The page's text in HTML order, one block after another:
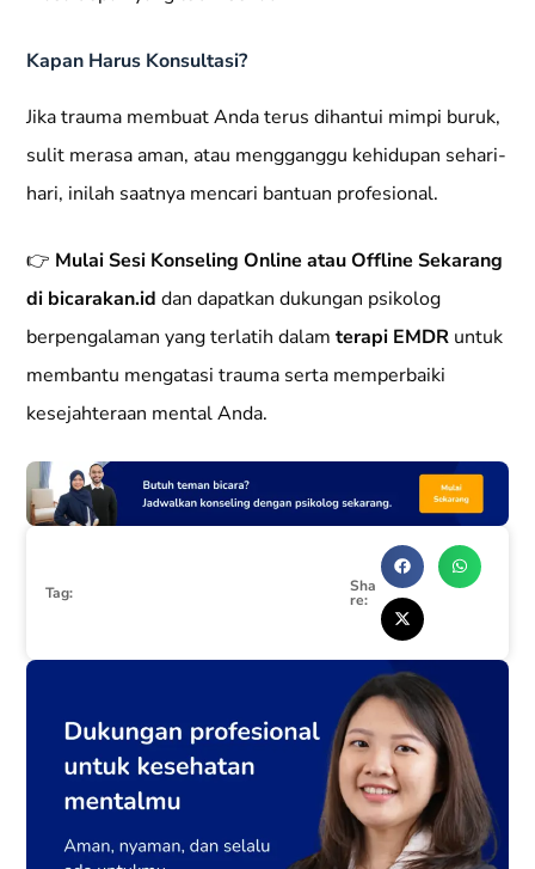
Kapan Harus Konsultasi?
Jika trauma membuat Anda terus dihantui mimpi buruk,
sulit merasa aman, atau mengganggu kehidupan sehari-
hari, inilah saatnya mencari bantuan profesional.
👉 Mulai Sesi Konseling Online atau Offline Sekarang
di bicarakan.id dan dapatkan dukungan psikolog
berpengalaman yang terlatih dalamterapi EMDR untuk
membantu mengatasi trauma serta memperbaiki
kesejahteraan mental Anda.
Tag: Sha
re: